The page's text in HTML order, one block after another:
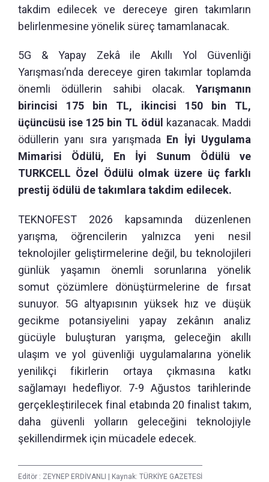
takdim edilecek ve dereceye giren takımların
belirlenmesine yönelik süreç tamamlanacak.
5G & Yapay Zekâ ile Akıllı Yol Güvenliği
Yarışması’nda dereceye giren takımlar toplamda
önemli ödüllerin sahibi olacak. Yarışmanın
birincisi 175 bin TL, ikincisi 150 bin TL,
üçüncüsü ise 125 bin TL ödül
kazanacak. Maddi
ödüllerin yanı sıra yarışmada En İyi Uygulama
Mimarisi Ödülü, En İyi Sunum Ödülü ve
TURKCELL Özel Ödülü olmak üzere üç farklı
prestij ödülü de takımlara takdim edilecek.
TEKNOFEST 2026 kapsamında düzenlenen
yarışma, öğrencilerin yalnızca yeni nesil
teknolojiler geliştirmelerine değil, bu teknolojileri
günlük yaşamın önemli sorunlarına yönelik
somut çözümlere dönüştürmelerine de fırsat
sunuyor. 5G altyapısının yüksek hız ve düşük
gecikme potansiyelini yapay zekânın analiz
gücüyle buluşturan yarışma, geleceğin akıllı
ulaşım ve yol güvenliği uygulamalarına yönelik
yenilikçi fikirlerin ortaya çıkmasına katkı
sağlamayı hedefliyor. 7-9 Ağustos tarihlerinde
gerçekleştirilecek final etabında 20 finalist takım,
daha güvenli yolların geleceğini teknolojiyle
şekillendirmek için mücadele edecek.
Editör : ZEYNEP ERDİVANLI Kaynak: TÜRKİYE GAZETESİ